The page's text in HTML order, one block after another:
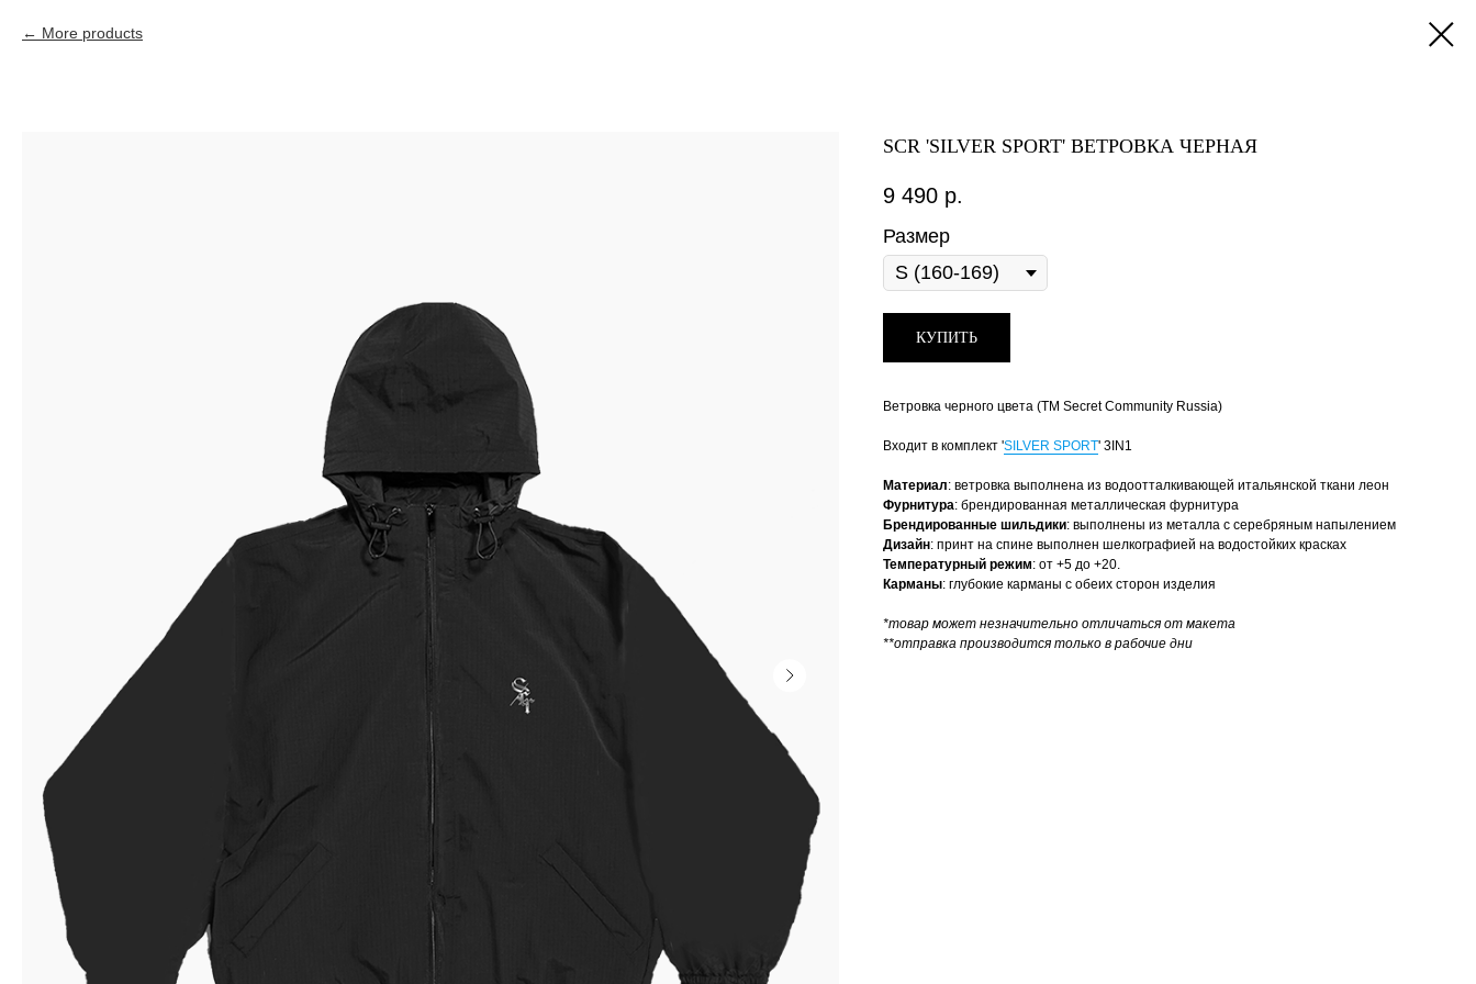
More products
SCR 'SILVER SPORT' ВЕТРОВКА ЧЕРНАЯ
9 490 р.
Размер
КУПИТЬ
Ветровка черного цвета (ТМ Secret Community Russia)
Входит в комплект 'SILVER SPORT' 3IN1
Материал: ветровка выполнена из водоотталкивающей итальянской ткани леон
Фурнитура: брендированная металлическая фурнитура
Брендированные шильдики: выполнены из металла с серебряным напылением
Дизайн: принт на спине выполнен шелкографией на водостойких красках
Температурный режим: от +5 до +20.
Карманы: глубокие карманы с обеих сторон изделия
*товар может незначительно отличаться от макета
**отправка производится только в рабочие дни